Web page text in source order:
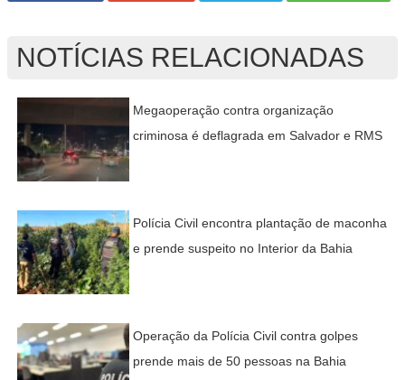
NOTÍCIAS RELACIONADAS
Megaoperação contra organização
criminosa é deflagrada em Salvador e RMS
Polícia Civil encontra plantação de maconha
e prende suspeito no Interior da Bahia
Operação da Polícia Civil contra golpes
prende mais de 50 pessoas na Bahia